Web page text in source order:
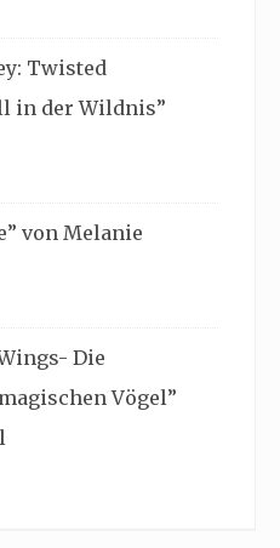
Twisted
in der Wildnis”
von Melanie
Die
Vögel”